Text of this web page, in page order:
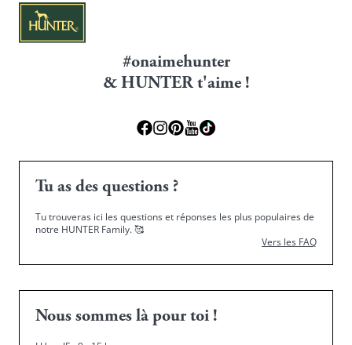
#onaimehunter
& HUNTER t'aime !
Tu as des questions ?
Tu trouveras ici les questions et réponses les plus populaires de
notre HUNTER Family.🥰
Vers les FAQ
Nous sommes là pour toi !